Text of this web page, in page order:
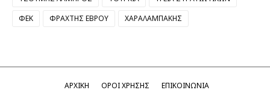
ΦΕΚ
ΦΡΑΧΤΗΣ ΕΒΡΟΥ ΧΑΡΑΛΑΜΠΑΚΗΣ
ΑΡΧΙΚΗ ΟΡΟΙ ΧΡΗΣΗΣ ΕΠΙΚΟΙΝΩΝΙΑ